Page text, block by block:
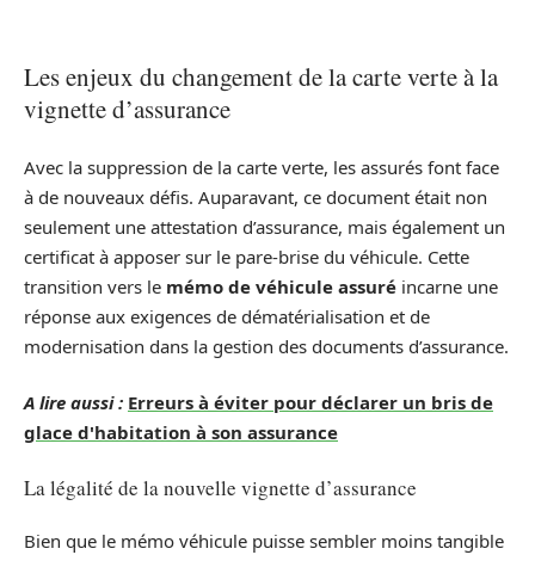
Les enjeux du changement de la carte verte à la
vignette d’assurance
Avec la suppression de la carte verte, les assurés font face
à de nouveaux défis. Auparavant, ce document était non
seulement une attestation d’assurance, mais également un
certificat à apposer sur le pare-brise du véhicule. Cette
transition vers le mémo de véhicule assuré incarne une
réponse aux exigences de dématérialisation et de
modernisation dans la gestion des documents d’assurance.
A lire aussi : Erreurs à éviter pour déclarer un bris de
glace d'habitation à son assurance
La légalité de la nouvelle vignette d’assurance
Bien que le mémo véhicule puisse sembler moins tangible